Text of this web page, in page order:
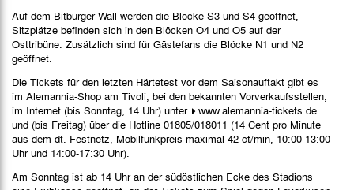
Auf dem Bitburger Wall werden die Blöcke S3 und S4 geöffnet,
Sitzplätze befinden sich in den Blöcken O4 und O5 auf der
Osttribüne. Zusätzlich sind für Gästefans die Blöcke N1 und N2
geöffnet.
Die Tickets für den letzten Härtetest vor dem Saisonauftakt gibt es
im Alemannia-Shop am Tivoli, bei den bekannten Vorverkaufsstellen,
im Internet (bis Sonntag, 14 Uhr) unter
www.alemannia-tickets.de
und (bis Freitag) über die Hotline 01805/018011 (14 Cent pro Minute
aus dem dt. Festnetz, Mobilfunkpreis maximal 42 ct/min, 10:00-13:00
Uhr und 14:00-17:30 Uhr).
Am Sonntag ist ab 14 Uhr an der südöstlichen Ecke des Stadions